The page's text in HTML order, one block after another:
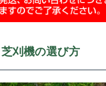
刈機の選び方